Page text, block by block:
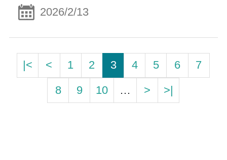
2026/2/13
|< < 1 2 3 4 5 6
7
8
9 10 … > >|